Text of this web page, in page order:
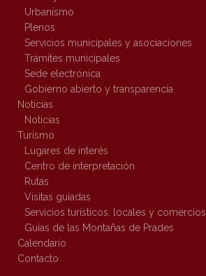
Urbanismo
Plenos
Servicios municipales y asociaciones
Trámites municipales
Sede electrónica
Gobierno abierto y transparencia
Noticias
Noticias
Turismo
Lugares de interés
Centro de interpretación
Rutas
Visitas guiadas
Servicios turísticos, locales y comercios
Guías de las Montañas de Prades
Calendario
Contacto